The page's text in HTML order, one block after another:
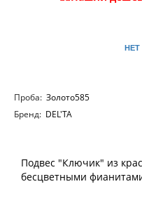
НЕТ
Проба: Золото585
Бренд: DEL'TA
Подвес "Ключик" из
бесцветными